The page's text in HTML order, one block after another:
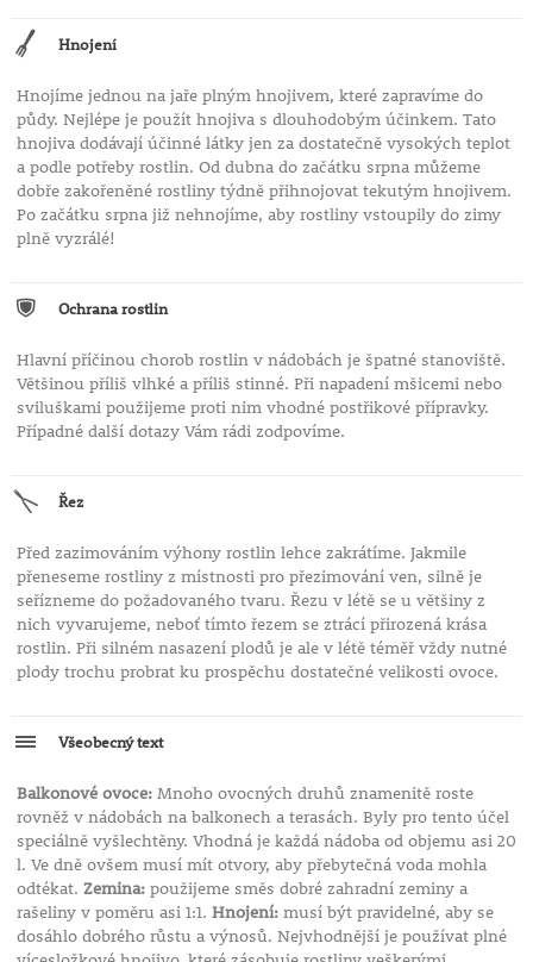
Hnojení
Hnojíme jednou na jaře plným hnojivem, které zapravíme do
půdy. Nejlépe je použít hnojiva s dlouhodobým účinkem. Tato
hnojiva dodávají účinné látky jen za dostatečně vysokých teplot
a podle potřeby rostlin. Od dubna do začátku srpna můžeme
dobře zakořeněné rostliny týdně přihnojovat tekutým hnojivem.
Po začátku srpna již nehnojíme, aby rostliny vstoupily do zimy
plně vyzrálé!
Ochrana rostlin
Hlavní příčinou chorob rostlin v nádobách je špatné stanoviště.
Většinou příliš vlhké a příliš stinné. Při napadení mšicemi nebo
sviluškami použijeme proti nim vhodné postřikové přípravky.
Případné další dotazy Vám rádi zodpovíme.
Řez
Před zazimováním výhony rostlin lehce zakrátíme. Jakmile
přeneseme rostliny z místnosti pro přezimování ven, silně je
seřízneme do požadovaného tvaru. Řezu v létě se u většiny z
nich vyvarujeme, neboť tímto řezem se ztrácí přirozená krása
rostlin. Při silném nasazení plodů je ale v létě téměř vždy nutné
plody trochu probrat ku prospěchu dostatečné velikosti ovoce.
Všeobecný text
Balkonové ovoce: Mnoho ovocných druhů znamenitě roste
rovněž v nádobách na balkonech a terasách. Byly pro tento účel
speciálně vyšlechtěny. Vhodná je každá nádoba od objemu asi 20
l. Ve dně ovšem musí mít otvory, aby přebytečná voda mohla
odtékat. Zemina:použijeme směs dobré zahradní zeminy a
rašeliny v poměru asi 1:1. Hnojení:musí být pravidelné, aby se
dosáhlo dobrého růstu a výnosů. Nejvhodnější je používat plné